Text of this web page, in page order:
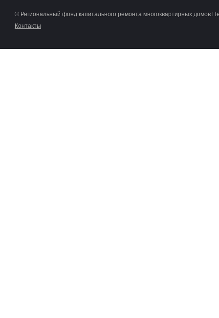
© Региональный фонд капитального ремонта многоквартирных домов
Контакты